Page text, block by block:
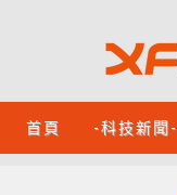
首頁 -科技新聞-